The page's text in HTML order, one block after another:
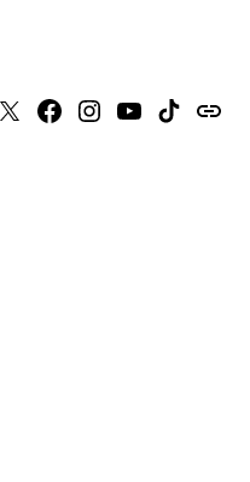
X Faceboook
Instagram
YoutubeTiktokissuu